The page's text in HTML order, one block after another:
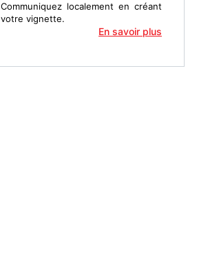
Communiquez localement en créant
votre vignette.
En savoir plus